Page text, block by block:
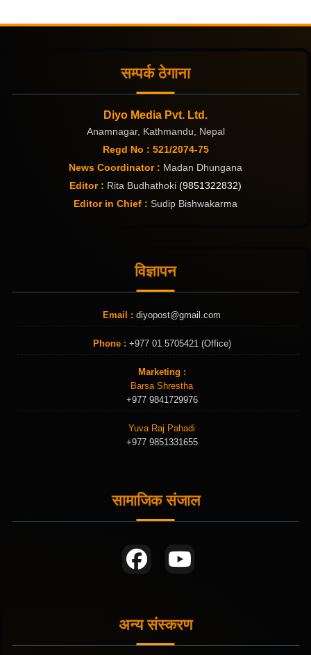
सम्पर्क ठेगाना
Diyo Media Pvt. Ltd.
Anamnagar, Kathmandu, Nepal
Regd No : 521/2074-75
News Coordinator : Madan Dhungana
Editor : Rita Budhathoki (9851322832)
Editor in Chief : Sudip Bishwakarma
विज्ञापन
Email : diyopost@gmail.com
Phone : +977 01 5705421 (Office)
Marketing :
Barsa Shrestha
+977 9841729976
Yuva Raj Pahadi
+977 9851331655
सामाजिक संजाल
अन्य संस्करण